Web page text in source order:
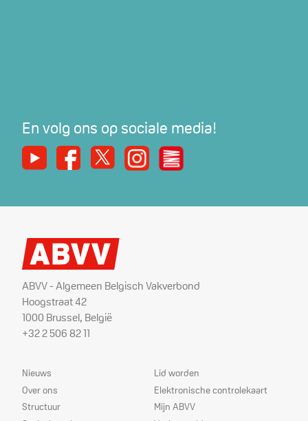
En volg ons op sociale media!
Youtube Facebook
X InstagramDe Nieuwe Werker
ABVV - Algemeen Belgisch Vakverbond
Hoogstraat 42
1000 Brussel, België
+32 2 506 82 11
Sitemap
Nieuws
Over ons
Structuur
Dienstverlening
Lid worden
Elektronische controlekaart
Mijn ABVV